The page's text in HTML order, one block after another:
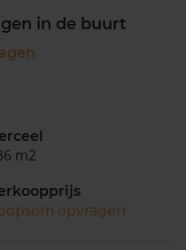
in de buurt
m2
opvragen